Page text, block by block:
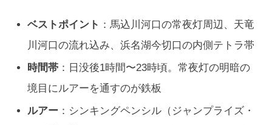
ベストポイント ：馬込川河口の常夜灯周辺、天竜
川河口の流れ込み、浜名湖今切口の内側テトラ帯
時間帯 ：日没後1時間〜23時頃。常夜灯の明暗の
境目にルアーを通すのが鉄板
ルアー ：シンキングペンシル（ジャンプライズ・